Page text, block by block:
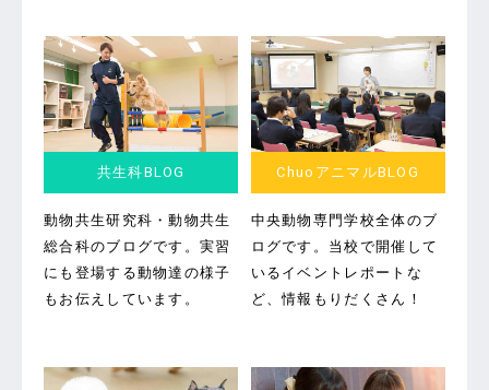
共生科BLOG
動物共生研究科・動物共生
総合科のブログです。 実習
にも登場する動物達の様子
もお伝えしています。
ChuoアニマルBLOG
中央動物専門学校全体のブ
ログです。 当校で開催して
いるイベントレポートな
ど、情報もりだくさん！